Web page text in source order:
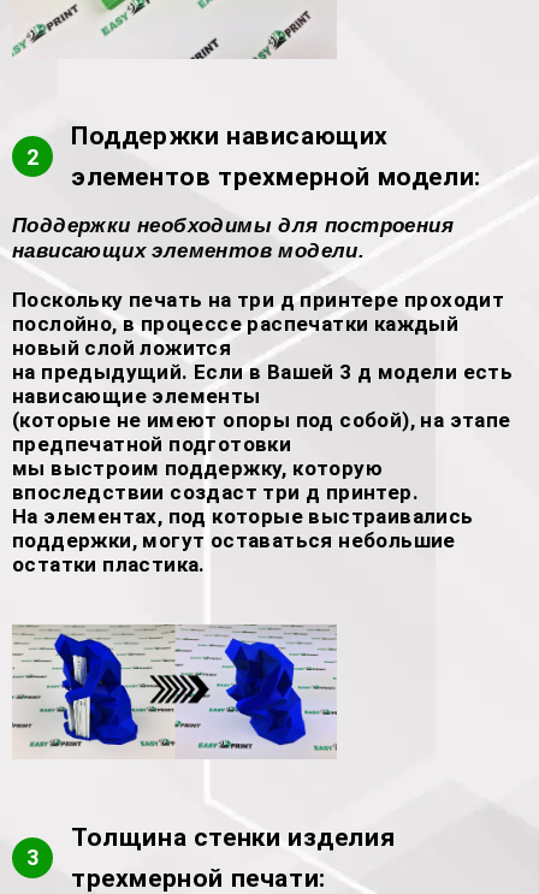
2
Поддержки нависающих
элементов трехмерной модели:
Поддержки необходимы для построения
нависающих элементов модели.
Поскольку печать на три д принтере проходит
послойно, в процессе распечатки каждый
новый слой ложится
на предыдущий. Если в Вашей 3 д модели есть
нависающие элементы
(которые не имеют опоры под собой), на этапе
предпечатной подготовки
мы выстроим поддержку, которую
впоследствии создаст три д принтер.
На элементах, под которые выстраивались
поддержки, могут оставаться небольшие
остатки пластика.
3
Толщина стенки изделия
трехмерной печати: